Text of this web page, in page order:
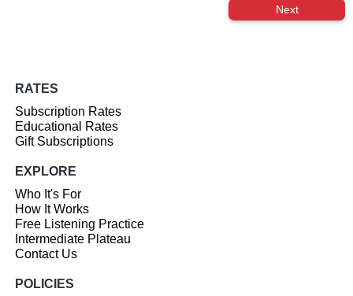
Next
RATES
Subscription Rates
Educational Rates
Gift Subscriptions
EXPLORE
Who It's For
How It Works
Free Listening Practice
Intermediate Plateau
Contact Us
POLICIES